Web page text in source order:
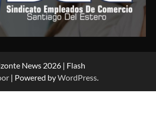
News 2026 | Flash
| Powered byWordPress